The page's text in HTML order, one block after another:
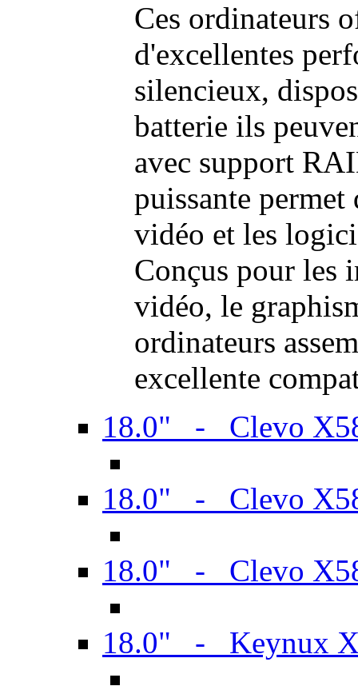
Ces ordinateurs
d'excellentes
silencieux,
batterie ils
avec support
puissante permet
vidéo et les
Conçus pour les
vidéo, le
ordinateurs
excellente
18.0" - Clevo
18.0" - Clevo
18.0" - Clevo
18.0" - Keynux